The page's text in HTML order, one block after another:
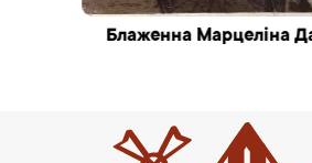
Блаженна Марцеліна